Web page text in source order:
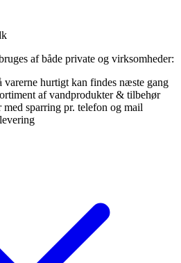
af både private og virksomheder:
varerne hurtigt kan findes næste gang
af vandprodukter & tilbehør
med sparring pr. telefon og mail